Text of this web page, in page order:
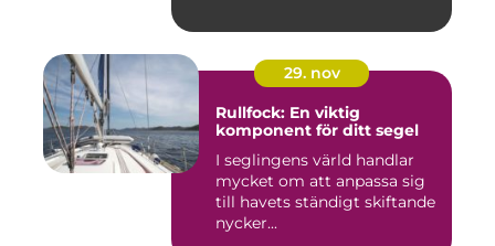
29. nov
Rullfock: En viktig
komponent för ditt segel
I seglingens värld handlar
mycket om att anpassa sig
till havets ständigt skiftande
nycker...